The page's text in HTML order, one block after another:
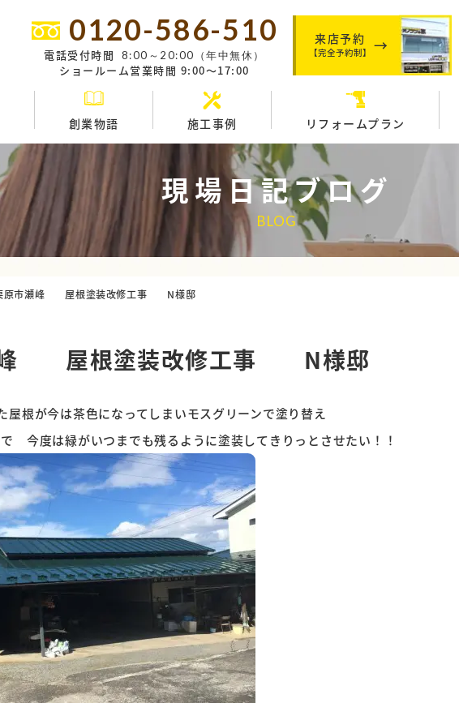
0120-586-510
電話受付時間 8:00～20:00（年中無休）
ショールーム営業時間 9:00～17:00
来店予約
【完全予約制】
創業物語 施工事例 リフォームプラン
現場日記ブログ
BLOG
原市瀬峰 屋根塗装改修工事 N様邸
峰 屋根塗装改修工事 N様邸
屋根が今は茶色になってしまいモスグリーンで塗り替え
今度は緑がいつまでも残るように塗装してきりっとさせたい！！